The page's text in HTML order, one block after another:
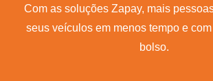
Com as soluções Zapay, mais
seus veículos em menos tempo e
bolso.